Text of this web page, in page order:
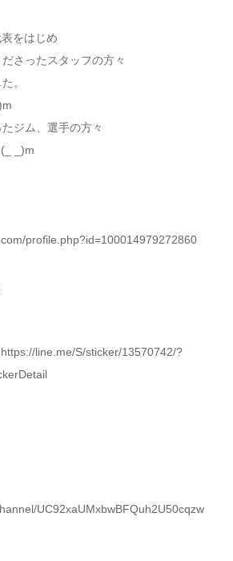
をはじめ
さったスタッフの方々
。
ジム、選手の方々
_)m
profile.php?id=100014979272860
line.me/S/sticker/13570742/?
UC92xaUMxbwBFQuh2U50cqzw